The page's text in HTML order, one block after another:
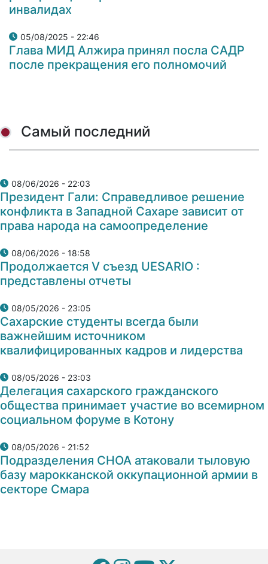
инвалидах
05/08/2025 - 22:46
Глава МИД Алжира принял посла САДР
после прекращения его полномочий
Самый последний
08/06/2026 - 22:03
Президент Гали: Справедливое решение
конфликта в Западной Сахаре зависит от
права народа на самоопределение
08/06/2026 - 18:58
Продолжается V съезд UESARIO :
представлены отчеты
08/05/2026 - 23:05
Сахарские студенты всегда были
важнейшим источником
квалифицированных кадров и лидерства
08/05/2026 - 23:03
Делегация сахарского гражданского
общества принимает участие во всемирном
социальном форуме в Котону
08/05/2026 - 21:52
Подразделения СНОА атаковали тыловую
базу марокканской оккупационной армии в
секторе Смара